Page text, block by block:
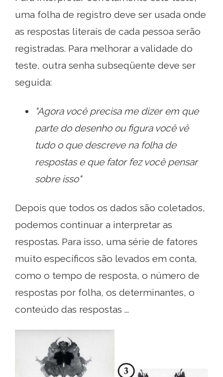
uma folha de registro deve ser usada onde
as respostas literais de cada pessoa serão
registradas. Para melhorar a validade do
teste, outra senha subseqüente deve ser
seguida:
"Agora você precisa me dizer em que
parte do desenho ou figura você vê
tudo o que descreve na folha de
respostas e que fator fez você pensar
sobre isso"
Depois que todos os dados são coletados,
podemos continuar a interpretar as
respostas. Para isso, uma série de fatores
muito específicos são levados em conta,
como o tempo de resposta, o número de
respostas por folha, os determinantes, o
conteúdo das respostas ...